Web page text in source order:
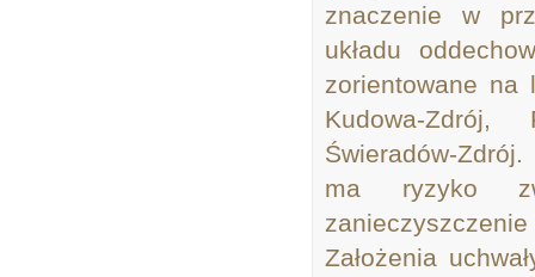
znaczenie w
układu
zorientowane na
Kudowa-Zdrój,
Świeradów-
ma ryzyko
zanieczyszczenie
Założenia